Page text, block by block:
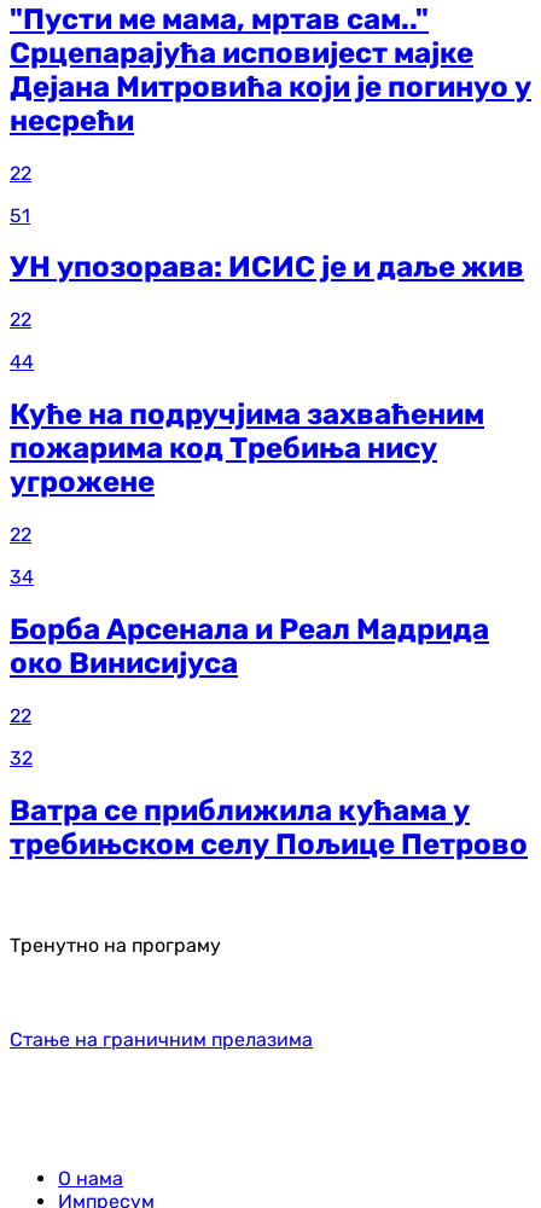
"Пусти ме мама, мртав сам.."
Срцепарајућа исповијест мајке
Дејана Митровића који је погинуо у
несрећи
22
51
УН упозорава: ИСИС је и даље жив
22
44
Куће на подручјима захваћеним
пожарима код Требиња нису
угрожене
22
34
Борба Арсенала и Реал Мадрида
око Винисијуса
22
32
Ватра се приближила кућама у
требињском селу Пољице Петрово
Тренутно на програму
Стање на граничним прелазима
О нама
Импресум